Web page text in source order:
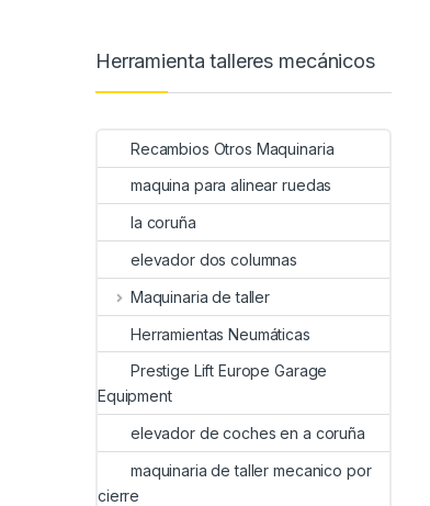
Herramienta talleres mecánicos
Recambios Otros Maquinaria
maquina para alinear ruedas
la coruña
elevador dos columnas
Maquinaria de taller
Herramientas Neumáticas
Prestige Lift Europe Garage
Equipment
elevador de coches en a coruña
maquinaria de taller mecanico por
cierre